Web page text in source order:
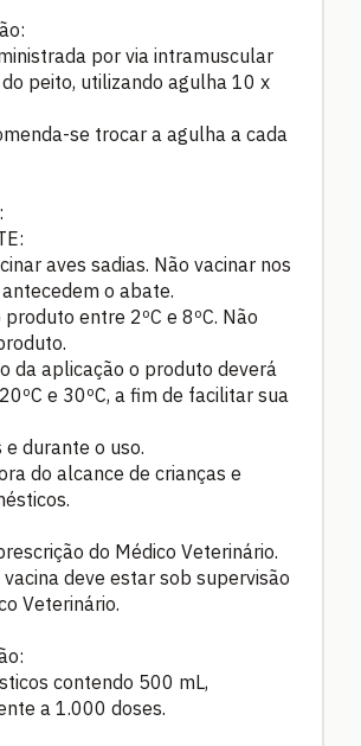
por via intramuscular
peito, utilizando agulha 10 x
se trocar a agulha a cada
aves sadias. Não vacinar nos
o abate.
entre 2ºC e 8ºC. Não
da aplicação o produto deverá
e 30ºC, a fim de facilitar sua
durante o uso.
do alcance de crianças e
do Médico Veterinário.
deve estar sob supervisão
Veterinário.
contendo 500 mL,
a 1.000 doses.